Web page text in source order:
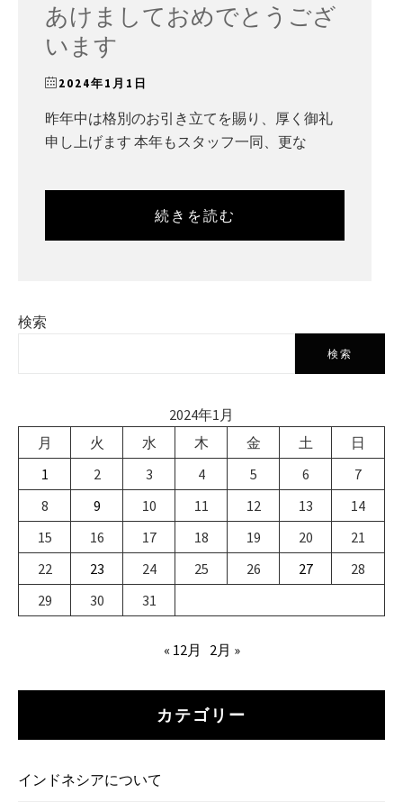
あけましておめでとうござ
います
2024年1月1日
昨年中は格別のお引き立てを賜り、厚く御礼
申し上げます 本年もスタッフ一同、更な
続きを読む
検索
検索
2024年1月
月
火 水 木 金 土
日
1
2 3 4 5 6
7
8
9 10 11 12 13
14
15
16 17 18 19 20
21
22
23 24 25 26 27
28
29
30 31
« 12月 2月 »
カテゴリー
インドネシアについて